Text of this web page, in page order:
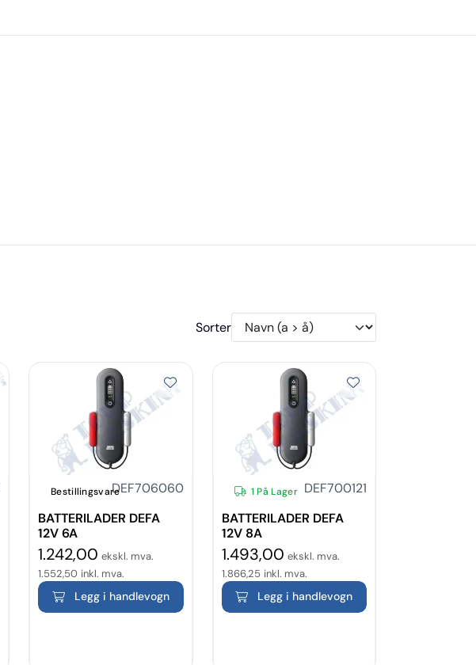
Sorter
BATTERILADER DEFA
12V 6A
DEF706060
Bestillingsvare
1.242,00 ekskl. mva.
1.552,50 inkl. mva.
Legg i handlevogn
BATTERILADER DEFA
12V 8A
DEF700121
1 På Lager
1.493,00 ekskl. mva.
1.866,25 inkl. mva.
Legg i handlevogn